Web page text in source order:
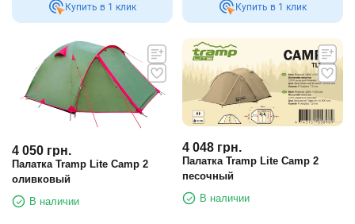
Купить в 1 клик Купить в 1 клик
4 050 грн.
Палатка Tramp Lite Camp 2
оливковый
В наличии
4 048 грн.
Палатка Tramp Lite Camp 2
песочный
В наличии